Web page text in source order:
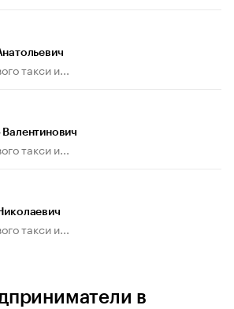
такси и...
такси и...
такси и...
в